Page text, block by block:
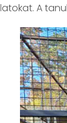
A